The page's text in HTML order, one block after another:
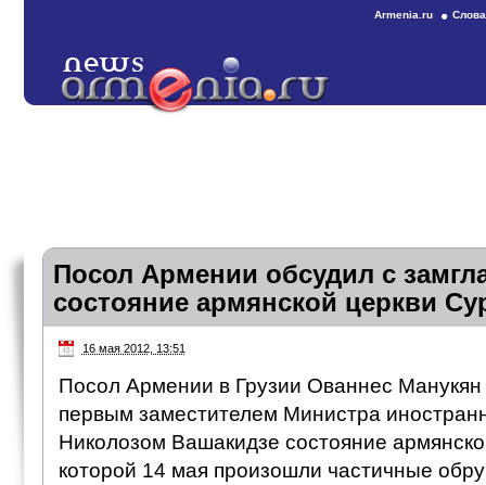
Armenia.ru
Посол Армении обсудил с
состояние армянской церкви
16 мая 2012, 13:51
Посол Армении в Грузии Ованнес Манукян
первым заместителем Министра
Николозом Вашакидзе состояние
которой 14 мая произошли частичные